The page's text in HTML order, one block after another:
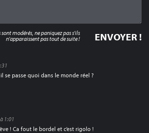
se passe quoi dans le monde réel ?
1:01
! Ca fout le bordel et c’est rigolo !
modérés, ne paniquez pas s'ils
n'apparaissent pas tout de suite !